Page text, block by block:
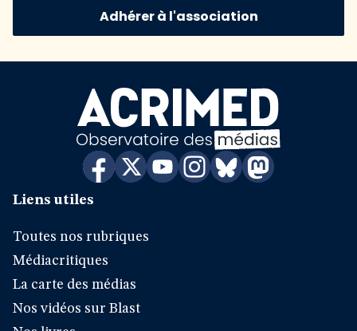
Adhérer à l'association
Liens utiles
Toutes nos rubriques
Médiacritiques
La carte des médias
Nos vidéos sur Blast